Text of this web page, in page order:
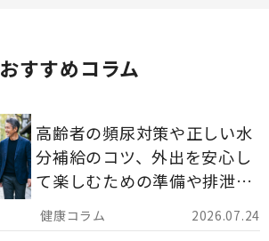
おすすめコラム
2026.07.24
高齢者の頻尿対策や正しい水
分補給のコツ、外出を安心し
て楽しむための準備や排泄ケ
ア用品の選び方を解説しま
す。